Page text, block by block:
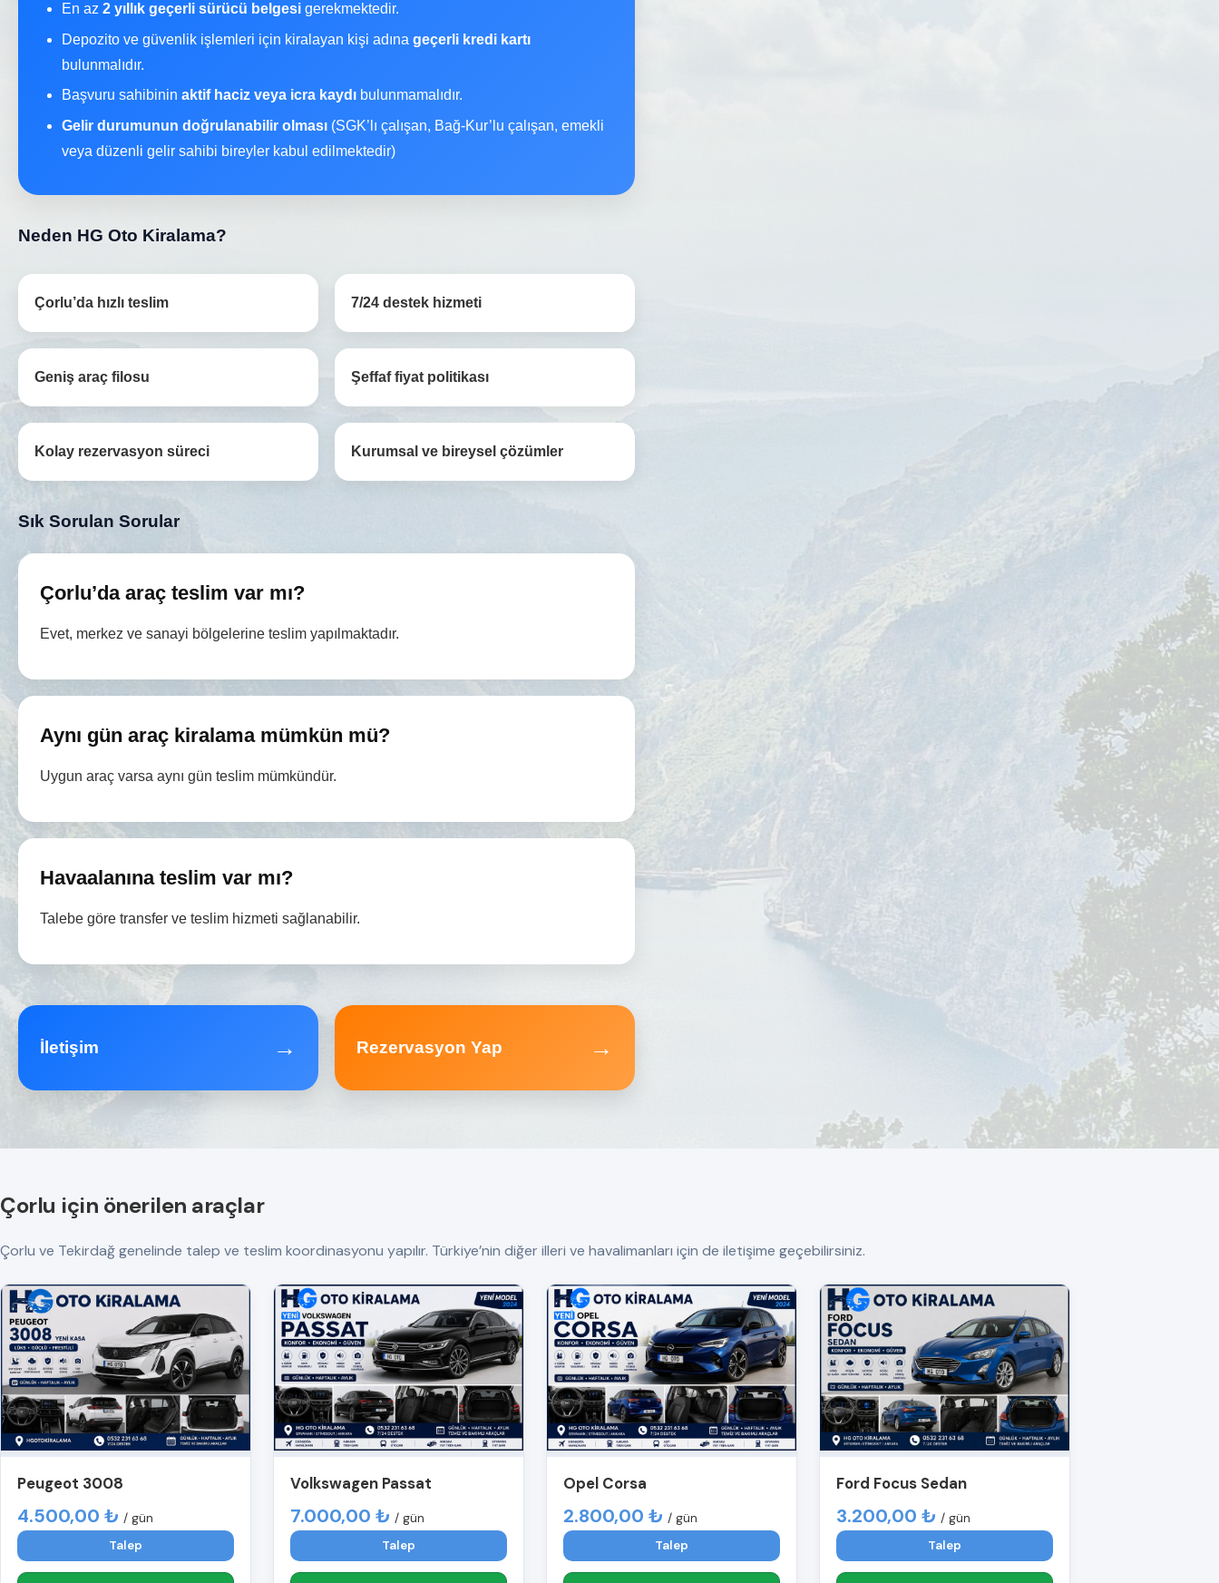
En az 2 yıllık geçerli sürücü belgesi gerekmektedir.
Depozito ve güvenlik işlemleri için kiralayan kişi adına geçerli kredi kartı
bulunmalıdır.
Başvuru sahibinin aktif haciz veya icra kaydı bulunmamalıdır.
Gelir durumunun doğrulanabilir olması (SGK’lı çalışan, Bağ-Kur’lu çalışan, emekli
veya düzenli gelir sahibi bireyler kabul edilmektedir)
Neden HG Oto Kiralama?
Çorlu’da hızlı teslim 7/24 destek hizmeti
Geniş araç filosu Şeffaf fiyat politikası
Kolay rezervasyon süreci Kurumsal ve bireysel çözümler
Sık Sorulan Sorular
Çorlu’da araç teslim var mı?
Evet, merkez ve sanayi bölgelerine teslim yapılmaktadır.
Aynı gün araç kiralama mümkün mü?
Uygun araç varsa aynı gün teslim mümkündür.
Havaalanına teslim var mı?
Talebe göre transfer ve teslim hizmeti sağlanabilir.
İletişim → Rezervasyon Yap →
Çorlu için önerilen araçlar
Çorlu ve Tekirdağ genelinde talep ve teslim koordinasyonu yapılır. Türkiye’nin diğer illeri ve havalimanları için de iletişime geçebilirsiniz.
Peugeot 3008
4.500,00 ₺ / gün
Talep
Volkswagen Passat
7.000,00 ₺ / gün
Talep
Opel Corsa
2.800,00 ₺ / gün
Talep
Ford Focus Sedan
3.200,00 ₺ / gün
Talep